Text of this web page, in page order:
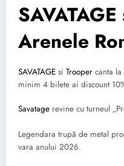
Arenele
SAVATAGE si Trooper canta
minim 4 bilete ai discount
Savatage revine cu turneul
Legendara trupă de metal
vara anului 2026.